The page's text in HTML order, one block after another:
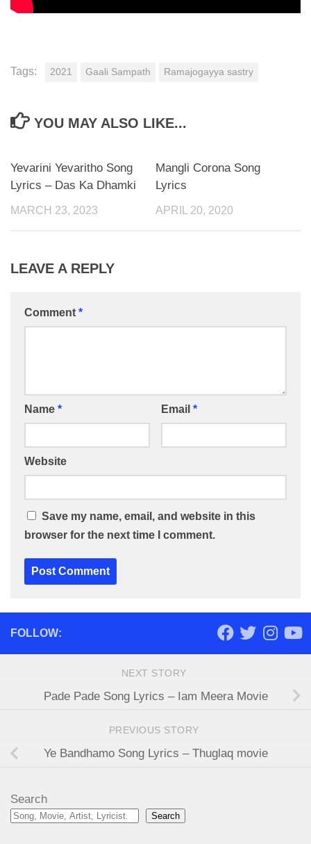
Tags: 2021 Gaali Sampath Ramajogayya sastry
YOU MAY ALSO LIKE...
Yevarini Yevaritho Song
Lyrics – Das Ka Dhamki
MARCH 23, 2023
Mangli Corona Song
Lyrics
APRIL 20, 2020
LEAVE A REPLY
Comment *
Name * Email *
Website
Save my name, email, and website in this
browser for the next time I comment.
FOLLOW:
NEXT STORY
Pade Pade Song Lyrics – Iam Meera Movie
PREVIOUS STORY
Ye Bandhamo Song Lyrics – Thuglaq movie
Search
Search